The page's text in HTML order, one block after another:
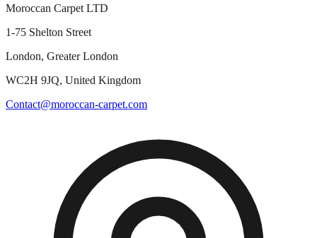
Moroccan Carpet LTD
1-75 Shelton Street
London, Greater London
WC2H 9JQ, United Kingdom
Contact@moroccan-carpet.com